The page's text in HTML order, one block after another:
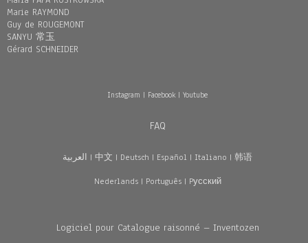
Marie RAYMOND
Guy de ROUGEMONT
SANYU 常玉
Gérard SCHNEIDER
Instagram | Facebook| Youtube
FAQ
العربية | 中文 | Deutsch | Español | Italiano | 韩语
Nederlands| Português| Pусский
Logiciel pour Catalogue raisonné – Inventozen